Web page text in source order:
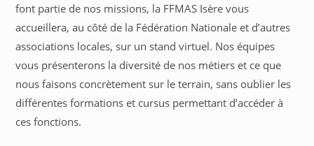
font partie de nos missions, la FFMAS Isère vous
accueillera, au côté de la Fédération Nationale et d’autres
associations locales, sur un stand virtuel. Nos équipes
vous présenterons la diversité de nos métiers et ce que
nous faisons concrètement sur le terrain, sans oublier les
différentes formations et cursus permettant d’accéder à
ces fonctions.